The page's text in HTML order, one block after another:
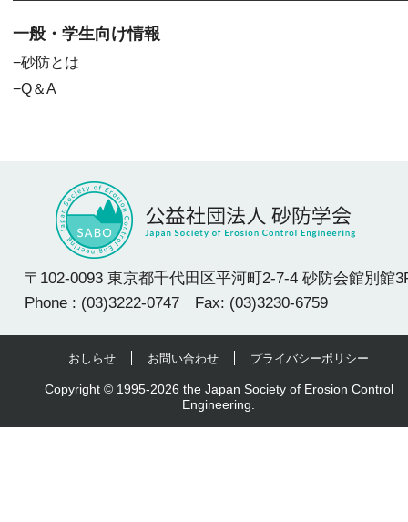
一般・学生向け情報
砂防とは
Q＆A
〒102-0093 東京都千代田区平河町2-7-4 砂防会館別館
Phone : (03)3222-0747 Fax: (03)3230-6759
おしらせ お問い合わせ プライバシーポリシー
Copyright © 1995-2026 the Japan Society of Erosion Control
Engineering.